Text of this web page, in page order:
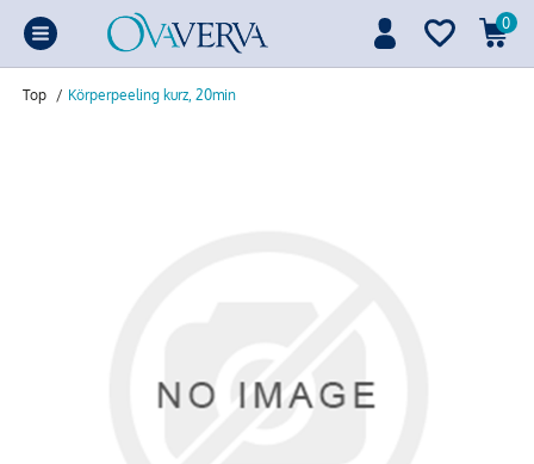
0
Top / Körperpeeling kurz, 20min